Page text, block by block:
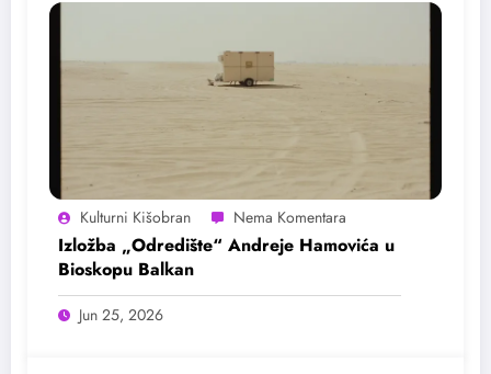
Kulturni Kišobran
Izložba „Odredište“ Andreje Hamovića u
Bioskopu Balkan
Jun 25, 2026